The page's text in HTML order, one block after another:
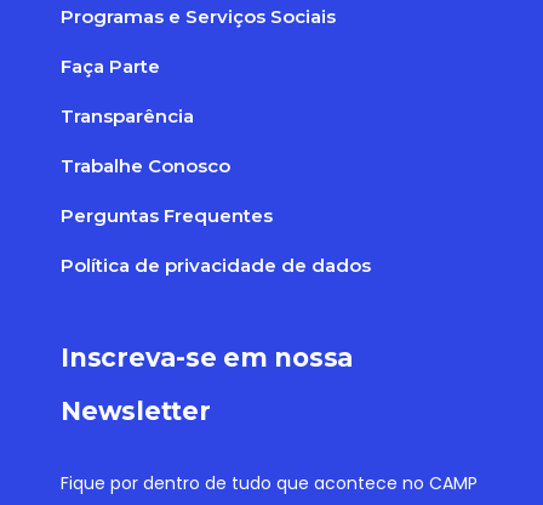
Programas e Serviços Sociais
Faça Parte
Transparência
Trabalhe Conosco
Perguntas Frequentes
Política de privacidade de dados
Inscreva-se em nossa
Newsletter
Fique por dentro de tudo que acontece no CAMP